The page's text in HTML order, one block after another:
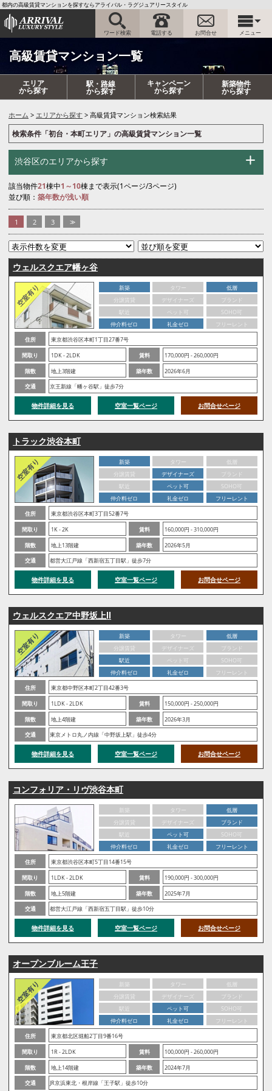
都内の高級賃貸マンションを探すならアライバル・ラグジュアリースタイル
ワード検索 電話する お問合せ メニュー
高級賃貸マンション一覧
エリア
から探す
駅・路線
から探す
キャンペーン
から探す
新築物件
から探す
ホーム エリアから探す 高級賃貸マンション検索結果
検索条件「初台・本町エリア」の高級賃貸マンション一覧
渋谷区のエリアから探す
該当物件21棟中1～10棟まで表示(1ページ/3ページ)
並び順： 築年数が浅い順
1 2 3 >>
ウェルスクエア幡ヶ谷
新築 タワー
低層
分譲賃貸
デザイナーズ
ブランド
駅近
ペット可
SOHO可
仲介料ゼロ
礼金ゼロ
フリーレント
住所
東京都渋谷区本町1丁目27番7号
間取り
1DK - 2LDK 賃料
170,000円 - 260,000円
階数
地上3階建 築年数
2026年6月
交通
京王新線「幡ヶ谷駅」徒歩7分
物件詳細を見る 空室一覧ページ お問合せページ
トラック渋谷本町
新築 タワー
低層
分譲賃貸
デザイナーズ
ブランド
駅近
ペット可
SOHO可
仲介料ゼロ
礼金ゼロ
フリーレント
住所
東京都渋谷区本町3丁目52番7号
間取り
1K - 2K 賃料
160,000円 - 310,000円
階数
地上13階建 築年数
2026年5月
交通
都営大江戸線「西新宿五丁目駅」徒歩7分
物件詳細を見る 空室一覧ページ お問合せページ
ウェルスクエア中野坂上Ⅱ
新築 タワー
低層
分譲賃貸
デザイナーズ
ブランド
駅近
ペット可
SOHO可
仲介料ゼロ
礼金ゼロ
フリーレント
住所
東京都中野区本町2丁目42番3号
間取り
1LDK - 2LDK 賃料
150,000円 - 250,000円
階数
地上4階建 築年数
2026年3月
交通
東京メトロ丸ノ内線「中野坂上駅」徒歩4分
物件詳細を見る 空室一覧ページ お問合せページ
コンフォリア・リヴ渋谷本町
新築 タワー
低層
分譲賃貸
デザイナーズ
ブランド
駅近
ペット可
SOHO可
仲介料ゼロ
礼金ゼロ
フリーレント
住所
東京都渋谷区本町5丁目14番15号
間取り
1LDK - 2LDK 賃料
190,000円 - 300,000円
階数
地上5階建 築年数
2025年7月
交通
都営大江戸線「西新宿五丁目駅」徒歩10分
物件詳細を見る 空室一覧ページ お問合せページ
オープンブルーム王子
新築 タワー
低層
分譲賃貸
デザイナーズ
ブランド
駅近
ペット可
SOHO可
仲介料ゼロ
礼金ゼロ
フリーレント
住所
東京都北区堀船2丁目9番16号
間取り
1R - 2LDK 賃料
100,000円 - 260,000円
階数
地上14階建 築年数
2024年7月
交通
JR京浜東北・根岸線「王子駅」徒歩10分